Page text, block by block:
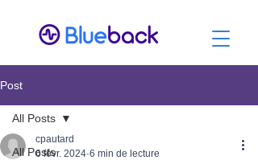
Post
All Posts
All Posts
cpautard
6 févr. 2024 6 min de lecture